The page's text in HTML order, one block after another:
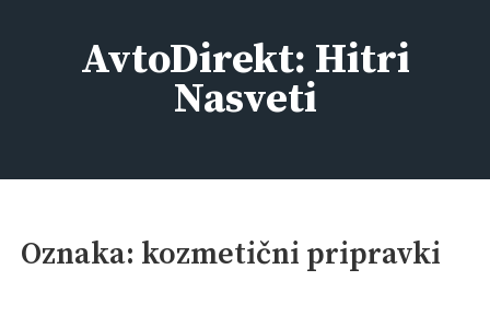
AvtoDirekt: Hitri
Nasveti
Oznaka: kozmetični pripravki